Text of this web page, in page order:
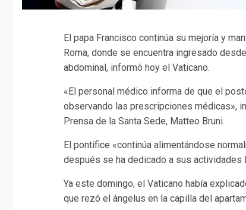
El papa Francisco continúa su mejoría y
Roma, donde se encuentra ingresado
abdominal, informó hoy el Vaticano.
«El personal médico informa de que el
observando las prescripciones médicas»,
Prensa de la Santa Sede, Matteo Bruni.
El pontífice «continúa alimentándose
después se ha dedicado a sus actividades
Ya este domingo, el Vaticano había
que rezó el ángelus en la capilla del